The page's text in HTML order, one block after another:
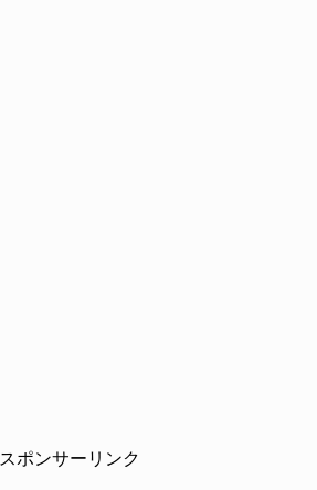
スポンサーリンク